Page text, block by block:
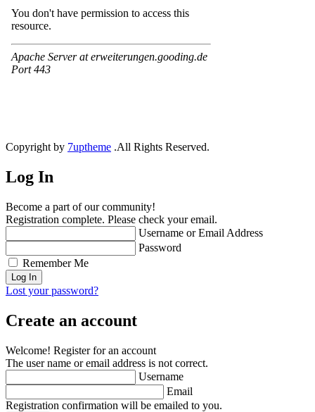
Copyright by 7uptheme .All Rights Reserved.
Log In
Become a part of our community!
Registration complete. Please check your email.
Username or Email Address
Password
Remember Me
Lost your password?
Create an account
Welcome! Register for an account
The user name or email address is not correct.
Username
Email
Registration confirmation will be emailed to you.